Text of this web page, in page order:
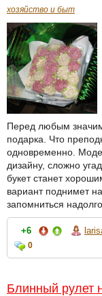
хозяйство и быт
Перед любым
подарка. Что
одновременно.
дизайну, сложно
букет станет
вариант поднимет
запомниться
+6
0
Блинный рулет